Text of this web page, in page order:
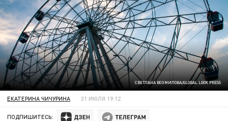
СВЕТЛАНА ВОЗМИЛОВА/GLOBAL LOOK PRESS
ЕКАТЕРИНА ЧИЧУРИНА 31 ИЮЛЯ 19:12
ПОДПИШИТЕСЬ: